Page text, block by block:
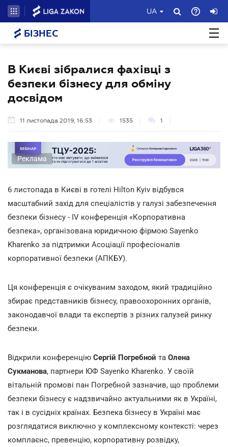
UA
БІЗНЕС
В Києві зібралися фахівці з
безпеки бізнесу для обміну
досвідом
11 листопада 2019, 16:53 1535 1
Реклама
6 листопада в Києві в готелі Hilton Kyiv відбувся
масштабний захід для спеціалістів у галузі забезпечення
безпеки бізнесу - IV конференція «Корпоративна
безпека», організована юридичною фірмою Sayenko
Kharenko за підтримки Асоціації професіоналів
корпоративної безпеки (АПКБУ).
Ця конференція є очікуваним заходом, який традиційно
збирає представників бізнесу, правоохоронних органів,
законодавчої влади та експертів з різних галузей ринку
безпеки.
Відкрили конференцію Сергій Погребной та Олена
Сукманова, партнери ЮФ Sayenko Kharenko. У своїй
вітальній промові пан Погребной зазначив, що проблеми
безпеки бізнесу є надзвичайно актуальними як в Україні,
так і в сусідніх країнах. Безпека бізнесу в Україні має
розглядатися виключно у комплексному контексті: через
комплаєнс, превенцію, корпоративну розвідку,